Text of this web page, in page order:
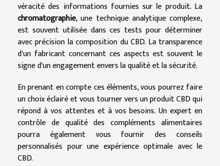
véracité des informations fournies sur le produit. La
chromatographie, une technique analytique complexe,
est souvent utilisée dans ces tests pour déterminer
avec précision la composition du CBD. La transparence
d'un fabricant concernant ces aspects est souvent le
signe d'un engagement envers la qualité et la sécurité.
En prenant en compte ces éléments, vous pourrez faire
un choix éclairé et vous tourner vers un produit CBD qui
répond à vos attentes et à vos besoins. Un expert en
contrôle de qualité des compléments alimentaires
pourra également vous fournir des conseils
personnalisés pour une expérience optimale avec le
CBD.